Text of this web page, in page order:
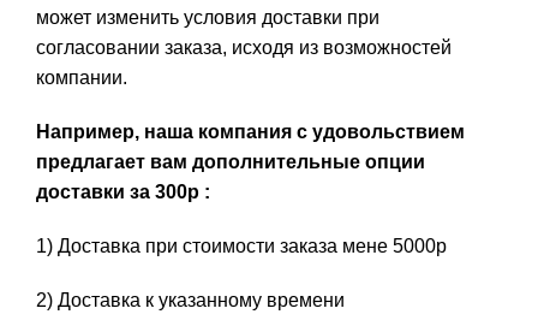
может изменить условия доставки при
согласовании заказа, исходя из возможностей
компании.
Например, наша компания с удовольствием
предлагает вам дополнительные опции
доставки за 300р :
1) Доставка при стоимости заказа мене 5000р
2) Доставка к указанному времени